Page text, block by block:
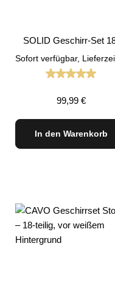
SOLID Geschirr-Set
Steinzeug Blau
Regulärer Preis:
99,99 €
In den Warenkorb